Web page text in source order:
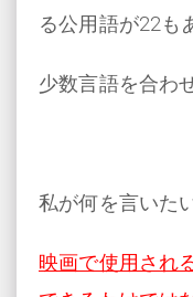
る公用語が22も
少数言語を合わ
私が何を言いた
映画で使用され